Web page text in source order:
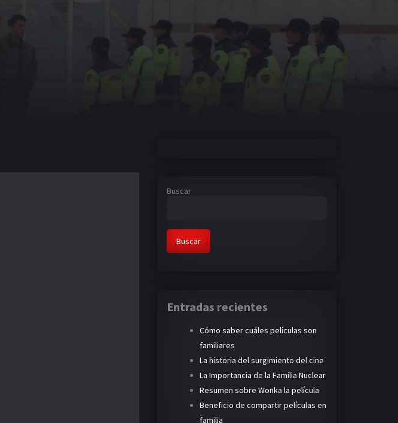
Buscar
Buscar
Entradas recientes
Cómo saber cuáles películas son
familiares
La historia del surgimiento del cine
La Importancia de la Familia Nuclear
Resumen sobre Wonka la película
Beneficio de compartir películas en
familia